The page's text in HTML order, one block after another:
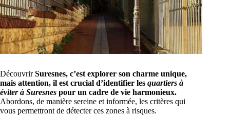
DécouvrirSuresnes, c’est explorer son charme unique,
mais attention, il est crucial d’identifier les quartiers à
éviter à Suresnes pour un cadre de vie harmonieux.
Abordons, de manière sereine et informée, les critères qui
vous permettront de détecter ces zones à risques.